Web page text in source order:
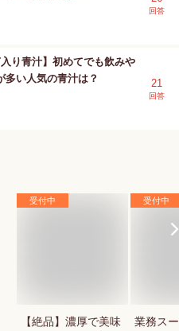
回答
入り青汁】初めてでも飲みや
多い人気の青汁は？
21
回答
受付中
【絶品】濃厚で美味
受付中
業務ス